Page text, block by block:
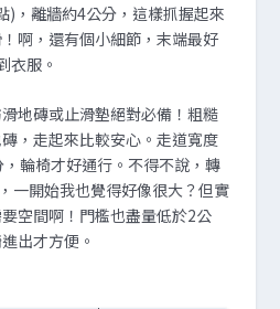
)，離牆約4公分，這樣抓握起來
啊，還有個小細節，末端最好
衣服。
地磚或止滑墊絕對必備！粗糙
，走起來比較安心。走道寬度
輪椅才好通行。不得不說，轉
一開始我也覺得好像很大？但實
空間啊！門檻也盡量低於2公
出才方便。